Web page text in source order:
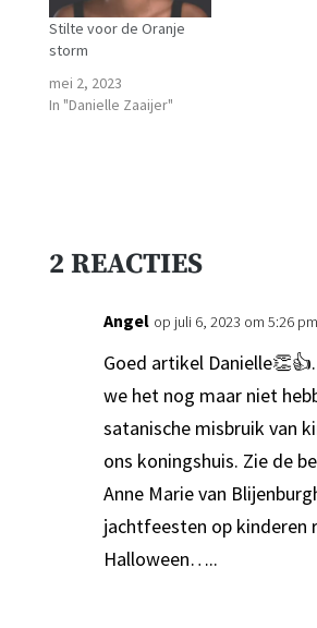
Stilte voor de Oranje
storm
mei 2, 2023
In "Danielle Zaaijer"
2 REACTIES
Angel op juli 6, 2023 om 5:26 pm
Goed artikel
we het nog maar niet
satanische misbruik van
ons koningshuis. Zie de
Anne Marie van
jachtfeesten op kinderen
Halloween…..